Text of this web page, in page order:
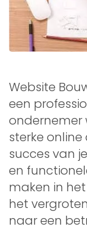
Website
een
ondernemer
sterke
succes van
en
maken in
het
naar een